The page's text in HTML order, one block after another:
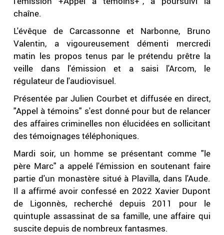
chaîne.
L'évêque de Carcassonne et Narbonne, Bruno
Valentin, a vigoureusement démenti mercredi
matin les propos tenus par le prétendu prêtre la
veille dans l'émission et a saisi l'Arcom, le
régulateur de l'audiovisuel.
Présentée par Julien Courbet et diffusée en direct,
"Appel à témoins" s'est donné pour but de relancer
des affaires criminelles non élucidées en sollicitant
des témoignages téléphoniques.
Mardi soir, un homme se présentant comme "le
père Marc" a appelé l'émission en soutenant faire
partie d'un monastère situé à Plavilla, dans l'Aude.
Il a affirmé avoir confessé en 2022 Xavier Dupont
de Ligonnès, recherché depuis 2011 pour le
quintuple assassinat de sa famille, une affaire qui
suscite depuis de nombreux fantasmes.